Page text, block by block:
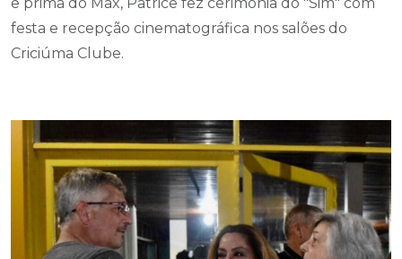
festa e recepção cinematográfica nos salões do
Criciúma Clube.